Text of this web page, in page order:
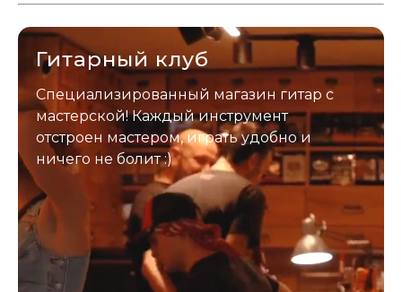
застрахован. Случись что -
Гитарный клуб
Специализированный магазин гитар с
мастерской! Каждый инструмент
отстроен мастером, играть удобно и
ничего не болит :)